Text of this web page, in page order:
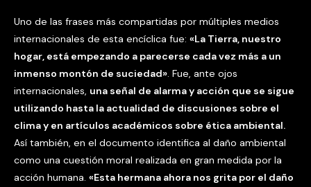
Uno de las frases más compartidas por múltiples medios
internacionales de esta encíclica fue: «La Tierra, nuestro
hogar, está empezando a parecerse cada vez más a un
inmenso montón de suciedad». Fue, ante ojos
internacionales, una señal de alarma y acción que se sigue
utilizando hasta la actualidad de discusiones sobre el
clima y en artículos académicos sobre ética ambiental.
Así también, en el documento identifica al daño ambiental
como una cuestión moral realizada en gran medida por la
acción humana. «Esta hermana ahora nos grita por el daño